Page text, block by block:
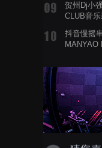
贺州Dj小
CLUB音
抖音慢摇
MANYAO
蝉爸爸妈
声音啊